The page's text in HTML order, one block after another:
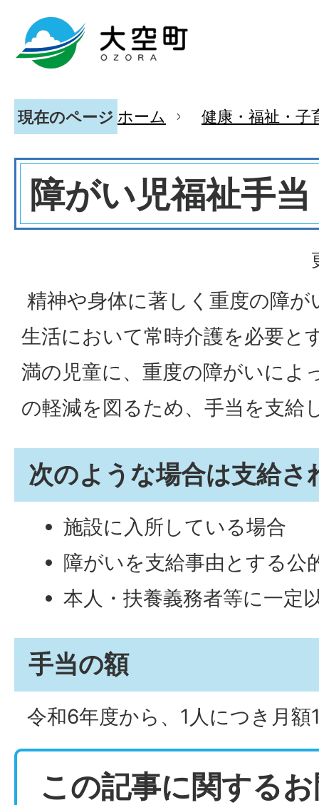
現在のページ ホーム 健康・福祉・子
障がい児福祉手当
精神や身体に著しく重度の障
生活において常時介護を必要と
満の児童に、重度の障がいによ
の軽減を図るため、手当を支給
次のような場合は支給さ
施設に入所している場合
障がいを支給事由とする公
本人・扶養義務者等に一定
手当の額
令和6年度から、1人につき月
この記事に関する